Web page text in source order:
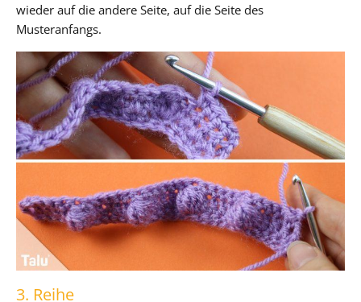
wieder auf die andere Seite, auf die Seite des
Musteranfangs.
3. Reihe